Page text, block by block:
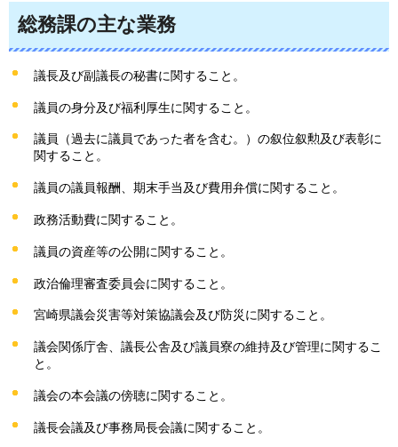
総務課の主な業務
議長及び副議長の秘書に関すること。
議員の身分及び福利厚生に関すること。
議員（過去に議員であった者を含む。）の叙位叙勲及び表彰に
関すること。
議員の議員報酬、期末手当及び費用弁償に関すること。
政務活動費に関すること。
議員の資産等の公開に関すること。
政治倫理審査委員会に関すること。
宮崎県議会災害等対策協議会及び防災に関すること。
議会関係庁舎、議長公舎及び議員寮の維持及び管理に関するこ
と。
議会の本会議の傍聴に関すること。
議長会議及び事務局長会議に関すること。